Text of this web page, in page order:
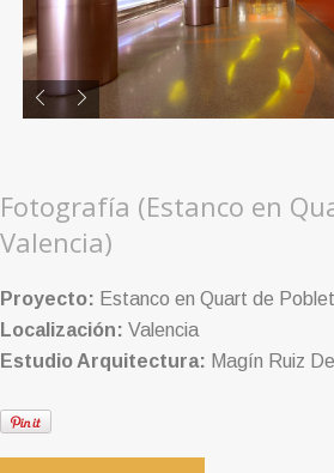
Fotografía (Estanco en
Valencia)
Proyecto: Estanco en Quart de Poblet
Localización: Valencia
Estudio Arquitectura: Magín Ruiz